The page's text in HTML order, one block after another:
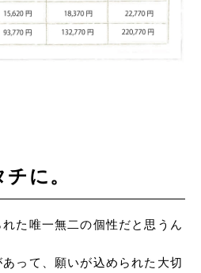
に。
た唯一無二の個性だと思うん
って、願いが込められた大切